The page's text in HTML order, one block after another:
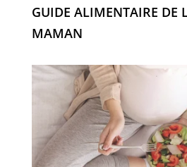
GUIDE ALIMENTAIRE DE
MAMAN